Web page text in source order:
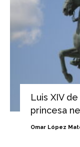
Luis XIV
princesa
Omar López